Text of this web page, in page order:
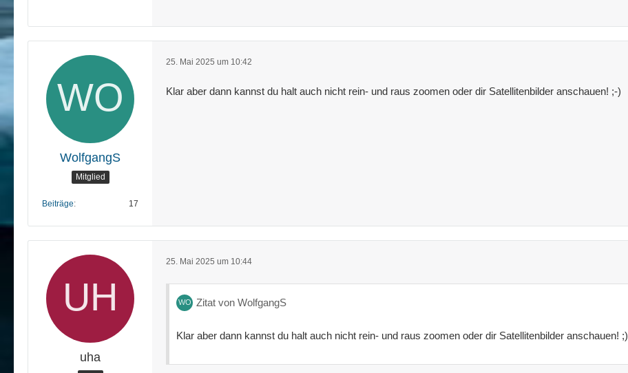
WolfgangS
Mitglied
Beiträge 17
25. Mai 2025 um 10:42
Klar aber dann kannst du halt auch nicht rein- und raus zoomen oder dir Satellitenbilder anschauen! ;-)
uha
25. Mai 2025 um 10:44
Zitat von WolfgangS
Klar aber dann kannst du halt auch nicht rein- und raus zoomen oder dir Satellitenbilder anschauen! ;)